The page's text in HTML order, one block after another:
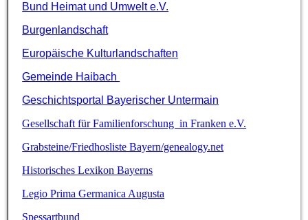
Bund Heimat und Umwelt e.V.
Burgenlandschaft
Europäische Kulturlandschaften
Gemeinde Haibach
Geschichtsportal Bayerischer Untermain
Gesellschaft für Familienforschung in Franken e.V.
Grabsteine/Friedhosliste Bayern/genealogy.net
Historisches Lexikon Bayerns
Legio Prima Germanica Augusta
Spessartbund